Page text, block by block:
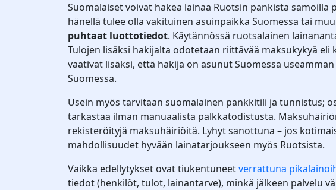
Suomalaiset voivat hakea lainaa Ruotsin pankista
hänellä tulee olla vakituinen asuinpaikka Suomessa tai
puhtaat luottotiedot. Käytännössä ruotsalainen
Tulojen lisäksi hakijalta odotetaan riittävää maksukykyä
vaativat lisäksi, että hakija on asunut Suomessa
Suomessa.
Usein myös tarvitaan suomalainen pankkitili ja tunnistus;
tarkastaa ilman manuaalista palkkatodistusta.
rekisteröityjä maksuhäiriöitä. Lyhyt sanottuna – jos
mahdollisuudet hyvään lainatarjoukseen myös Ruotsista.
Vaikka edellytykset ovat tiukentuneetverrattuna
tiedot (henkilöt, tulot, lainantarve), minkä jälkeen palvelu